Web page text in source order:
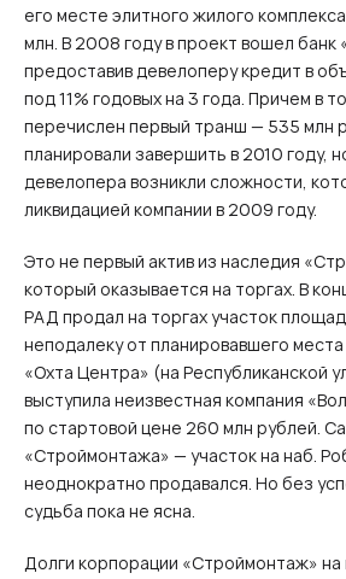
его месте элитного жилого
млн. В 2008 году в проект вошел банк
предоставив девелоперу кредит в
под 11% годовых на 3 года. Причем в
перечислен первый транш — 535 млн
планировали завершить в 2010 году,
девелопера возникли сложности,
ликвидацией компании в 2009 году.
Это не первый актив из наследия
который оказывается на торгах. В
РАД продал на торгах участок
неподалеку от планировавшего
«Охта Центра» (на Республиканской
выступила неизвестная компания
по стартовой цене 260 млн рублей.
«Строймонтажа» — участок на наб.
неоднократно продавался. Но без
судьба пока не ясна.
Долги корпорации «Строймонтаж» на